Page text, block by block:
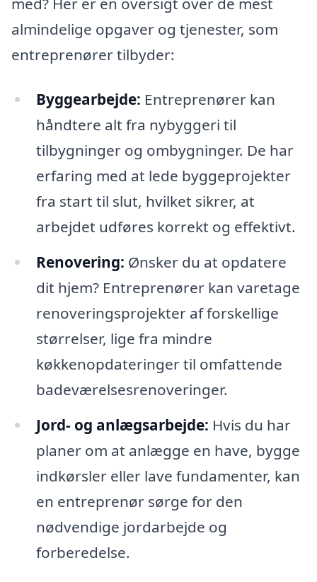
almindelige opgaver og tjenester, som
entreprenører tilbyder:
Byggearbejde: Entreprenører kan
håndtere alt fra nybyggeri til
tilbygninger og ombygninger. De har
erfaring med at lede byggeprojekter
fra start til slut, hvilket sikrer, at
arbejdet udføres korrekt og effektivt.
Renovering: Ønsker du at opdatere
dit hjem? Entreprenører kan varetage
renoveringsprojekter af forskellige
størrelser, lige fra mindre
køkkenopdateringer til omfattende
badeværelsesrenoveringer.
Jord- og anlægsarbejde: Hvis du har
planer om at anlægge en have, bygge
indkørsler eller lave fundamenter, kan
en entreprenør sørge for den
nødvendige jordarbejde og
forberedelse.